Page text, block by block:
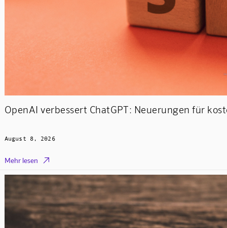
OpenAI verbessert ChatGPT: Neuerungen für
August 8, 2026
Mehr lesen 